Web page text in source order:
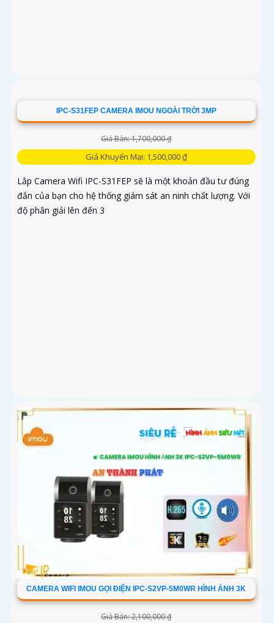
IPC-S31FEP CAMERA IMOU NGOÀI TRỜI 3MP
Giá Bán: 1,700,000 ₫
Giá Khuyến Mại: 1,500,000 ₫
Lắp Camera Wifi IPC-S31FEP sẽ là một khoản đầu tư đúng
đắn của bạn cho hệ thống giám sát an ninh chất lượng. Với
độ phân giải lên đến 3
CAMERA WIFI IMOU GỌI ĐIỆN IPC-S2VP-5M0WR HÌNH ẢNH 3K
Giá Bán: 2,100,000 ₫